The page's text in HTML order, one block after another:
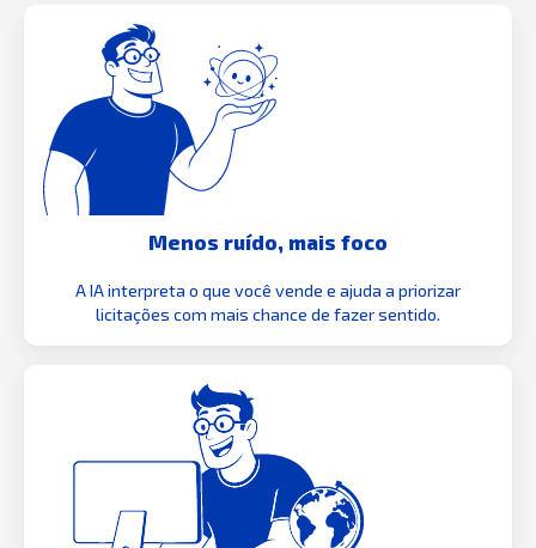
Menos ruído, mais foco
A IA interpreta o que você vende e ajuda a priorizar
licitações com mais chance de fazer sentido.